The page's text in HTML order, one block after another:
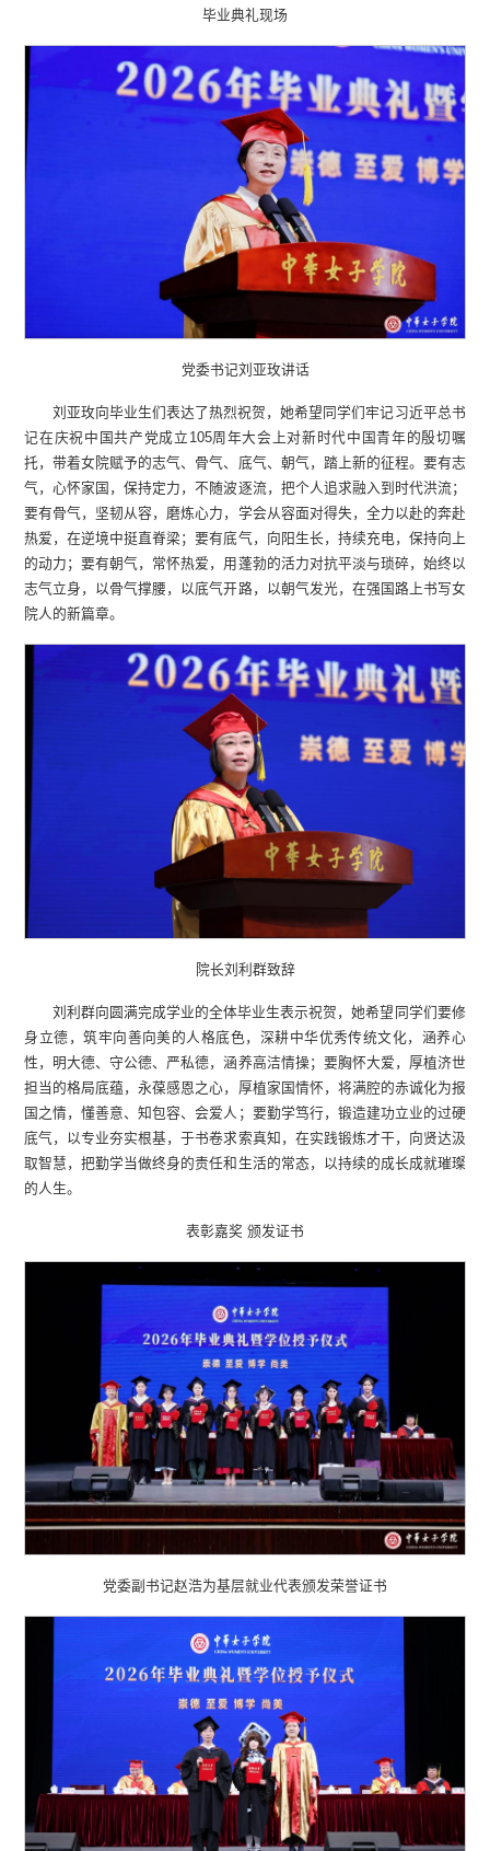
毕业典礼现场
党委书记刘亚玫讲话
刘亚玫向毕业生们表达了热烈祝贺，她希望同学们牢记习近平总书
记在庆祝中国共产党成立105周年大会上对新时代中国青年的殷切嘱
托，带着女院赋予的志气、骨气、底气、朝气，踏上新的征程。要有志
气，心怀家国，保持定力，不随波逐流，把个人追求融入到时代洪流；
要有骨气，坚韧从容，磨炼心力，学会从容面对得失，全力以赴的奔赴
热爱，在逆境中挺直脊梁；要有底气，向阳生长，持续充电，保持向上
的动力；要有朝气，常怀热爱，用蓬勃的活力对抗平淡与琐碎，始终以
志气立身，以骨气撑腰，以底气开路，以朝气发光，在强国路上书写女
院人的新篇章。
院长刘利群致辞
刘利群向圆满完成学业的全体毕业生表示祝贺，她希望同学们要修
身立德，筑牢向善向美的人格底色，深耕中华优秀传统文化，涵养心
性，明大德、守公德、严私德，涵养高洁情操；要胸怀大爱，厚植济世
担当的格局底蕴，永葆感恩之心，厚植家国情怀，将满腔的赤诚化为报
国之情，懂善意、知包容、会爱人；要勤学笃行，锻造建功立业的过硬
底气，以专业夯实根基，于书卷求索真知，在实践锻炼才干，向贤达汲
取智慧，把勤学当做终身的责任和生活的常态，以持续的成长成就璀璨
的人生。
表彰嘉奖 颁发证书
党委副书记赵浩为基层就业代表颁发荣誉证书